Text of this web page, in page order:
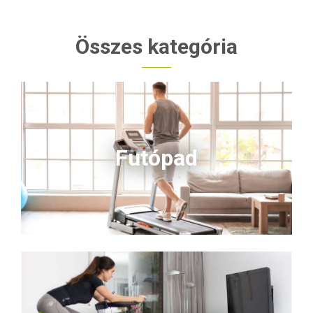
Összes kategória
Futópad